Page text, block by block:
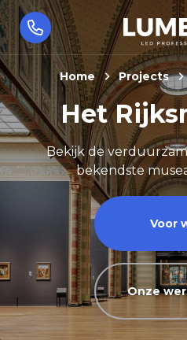
Home Projects
Het
Bekijk de
bekendste
Voor
Onze